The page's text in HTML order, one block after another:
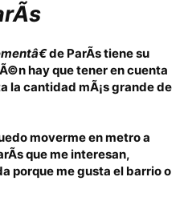
de ParÃ­s tiene su
hay que tener en cuenta
la cantidad mÃ¡s grande de
moverme enmetroa
que me interesan,
porque me gusta el barrio o